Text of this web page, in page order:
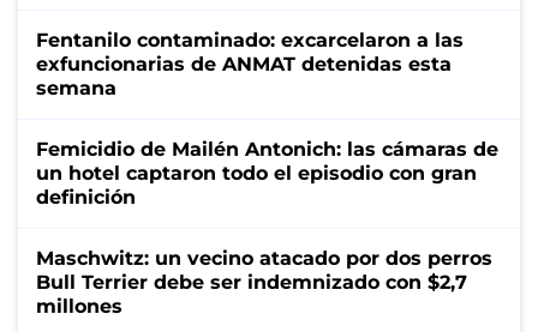
Fentanilo contaminado: excarcelaron a las
exfuncionarias de ANMAT detenidas esta
semana
Femicidio de Mailén Antonich: las cámaras de
un hotel captaron todo el episodio con gran
definición
Maschwitz: un vecino atacado por dos perros
Bull Terrier debe ser indemnizado con $2,7
millones